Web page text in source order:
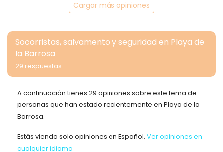
Cargar más opiniones
Socorristas, salvamento y seguridad en Playa de
la Barrosa
29 respuestas
A continuación tienes 29 opiniones sobre este tema de
personas que han estado recientemente en Playa de la
Barrosa.
Estás viendo solo opiniones en Español. Ver opiniones en
cualquier idioma